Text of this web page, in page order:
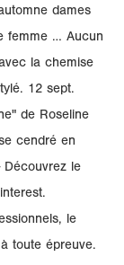
dames
femme … Aucun
la chemise
12 sept.
de Roseline
cendré en
Découvrez le
le
toute épreuve.